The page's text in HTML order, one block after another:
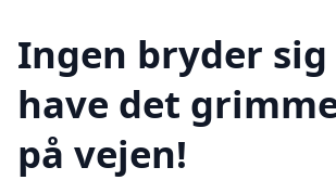
Ingen bryder
have det
på vejen!